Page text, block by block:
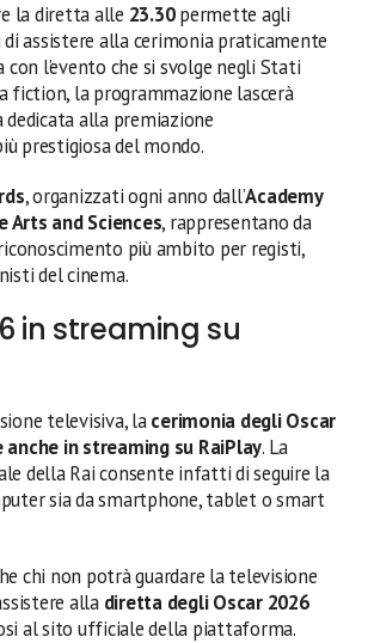
la diretta alle 23.30permette agli
assistere alla cerimonia praticamente
l’evento che si svolge negli Stati
fiction, la programmazione lascerà
alla premiazione
prestigiosa del mondo.
, organizzati ogni anno dall’Academy
and Sciences, rappresentano da
più ambito per registi,
del cinema.
in streaming su
televisiva, lacerimonia degli Oscar
anche in streaming su RaiPlay. La
della Rai consente infatti di seguire la
sia da smartphone, tablet o smart
chi non potrà guardare la televisione
alla diretta degli Oscar 2026
al sito ufficiale della piattaforma.